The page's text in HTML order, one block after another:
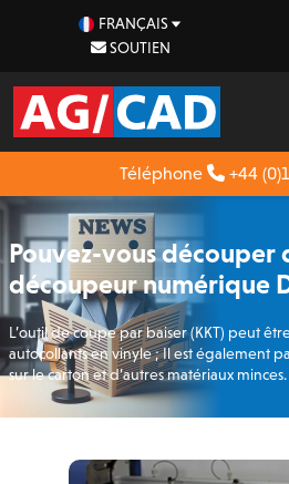
FRANÇAIS
SOUTIEN
Téléphone +44
Pouvez-vous découper
découpeur numérique
L’outil de coupe par baiser (KKT) peut
autocollants en vinyle ; Il est également
sur le carton et d’autres matériaux minces.